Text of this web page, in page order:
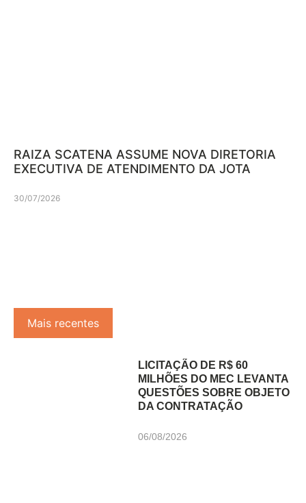
RAIZA SCATENA ASSUME NOVA DIRETORIA
EXECUTIVA DE ATENDIMENTO DA JOTA
30/07/2026
Mais recentes
LICITAÇÃO DE R$ 60
MILHÕES DO MEC LEVANTA
QUESTÕES SOBRE OBJETO
DA CONTRATAÇÃO
06/08/2026